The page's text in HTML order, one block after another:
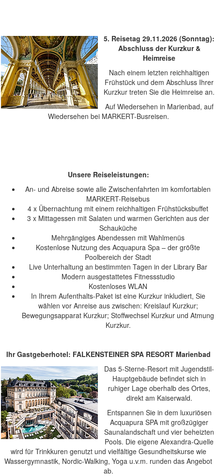
5. Reisetag 29.11.2026 (Sonntag):
Abschluss der Kurzkur &
Heimreise
Nach einem letzten reichhaltigen
Frühstück und dem Abschluss Ihrer
Kurzkur treten Sie die Heimreise an.
Auf Wiedersehen in Marienbad, auf
Wiedersehen bei MARKERT-Busreisen.
Unsere Reiseleistungen:
An- und Abreise sowie alle Zwischenfahrten im komfortablen
MARKERT-Reisebus
4 x Übernachtung mit einem reichhaltigen Frühstücksbuffet
3 x Mittagessen mit Salaten und warmen Gerichten aus der
Schauküche
Mehrgängiges Abendessen mit Wahlmenüs
Kostenlose Nutzung des Acquapura Spa – der größte
Poolbereich der Stadt
Live Unterhaltung an bestimmten Tagen in der Library Bar
Modern ausgestattetes Fitnessstudio
Kostenloses WLAN
In Ihrem Aufenthalts-Paket ist eine Kurzkur inkludiert, Sie
wählen vor Anreise aus zwischen: Kreislauf Kurzkur;
Bewegungsapparat Kurzkur; Stoffwechsel Kurzkur und Atmung
Kurzkur.
Ihr Gastgeberhotel: FALKENSTEINER SPA RESORT Marienbad
Das 5-Sterne-Resort mit Jugendstil-
Hauptgebäude befindet sich in
ruhiger Lage oberhalb des Ortes,
direkt am Kaiserwald.
Entspannen Sie in dem luxuriösen
Acquapura SPA mit großzügiger
Saunalandschaft und vier beheizten
Pools. Die eigene Alexandra-Quelle
wird für Trinkkuren genutzt und vielfältige Gesundheitskurse wie
Wassergymnastik, Nordic-Walking, Yoga u.v.m. runden das Angebot
ab.